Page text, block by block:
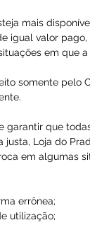
mais
igual valor
em que
somente pelo
garantir que
Loja do
em algumas
errônea;
utilização;